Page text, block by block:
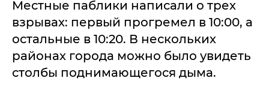
Местные паблики написали о трех
взрывах: первый прогремел в 10:00, а
остальные в 10:20. В нескольких
районах города можно было увидеть
столбы поднимающегося дыма.